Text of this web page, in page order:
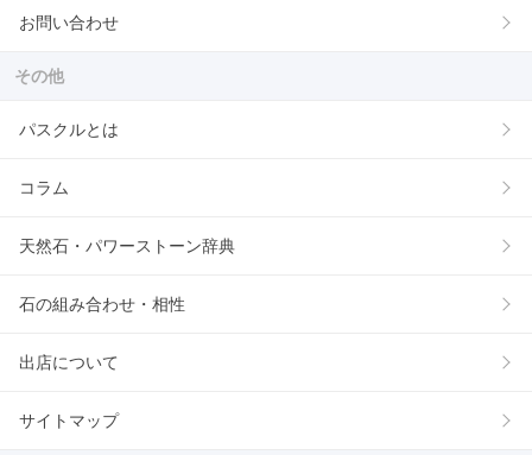
お問い合わせ
その他
パスクルとは
コラム
天然石・パワーストーン辞典
石の組み合わせ・相性
出店について
サイトマップ